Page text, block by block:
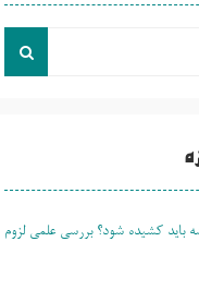
باید کشیده شود؟ بررسی علمی لزوم